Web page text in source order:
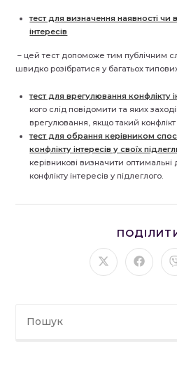
тест для визначення наявності чи
інтересів
– цей тест допоможе тим публічним
швидко розібратися у багатьох
тест для врегулювання конфлікту
кого слід повідомити та яких
врегулювання, якщо такий
тест для обрання керівником
конфлікту інтересів у своїх
керівникові визначити оптимальні
конфлікту інтересів у підлеглого.
Відкрити
в в